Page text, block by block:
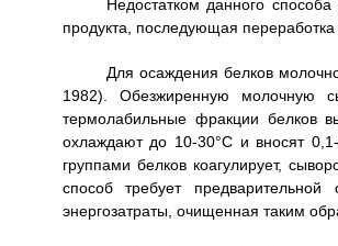
Недостатком данного
продукта, последующая переработка
Для осаждения белков
1982). Обезжиренную молочную
термолабильные фракции белков
охлаждают до 10-30°С и вносят
группами белков коагулирует,
способ требует
энергозатраты, очищенная таким